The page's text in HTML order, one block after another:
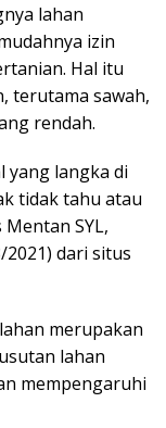
lahan
izin
Hal itu
terutama sawah,
rendah.
yang langka di
tidak tahu atau
SYL,
dari situs
merupakan
lahan
mempengaruhi